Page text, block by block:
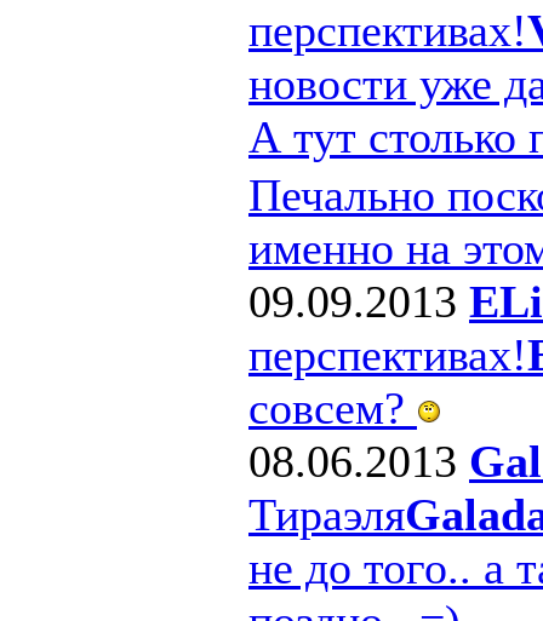
перспективах!
новости уже
А тут
Печально
именно на
09.09.2013 ELi
перспективах!
совсем?
08.06.2013
Тираэля
не до того.. а